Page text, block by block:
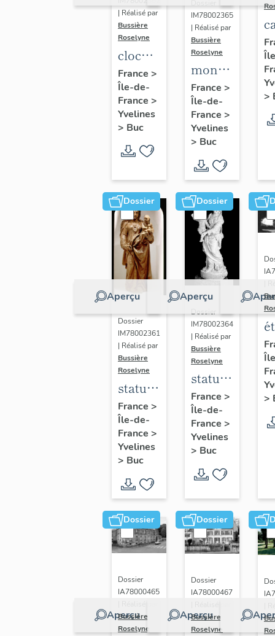
| Réalisé par
Bussière
Roselyne
cloche
dite
Louise
Auguste
Adélaïde
France >
Île-de-
France >
Yvelines
> Buc
IM78002365
| Réalisé par
Bussière
Roselyne
monument
funéraire
de
Jean
Casale
France >
Île-de-
France >
Yvelines
> Buc
>
Dossier
Aperçu
Dossier
IM78002361
| Réalisé par
Bussière
Roselyne
statue :
Vierge
à
l'Enfant
(n°2)
France >
Île-de-
France >
Yvelines
> Buc
Dossier
Aperçu
Dossier
IM78002364
| Réalisé par
Bussière
Roselyne
statue :
Vierge
à
l'Enfant
(n°1)
France >
Île-de-
France >
Yvelines
> Buc
>
Dossier
Aperçu
Dossier
IA78000465
Bussière
Roselyne
Dossier
Aperçu
Dossier
IA78000467
Bussière
Roselyne